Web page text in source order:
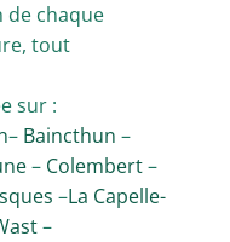
de chaque
tout
sur :
– Baincthun –
– Colembert–
–La Capelle-
–